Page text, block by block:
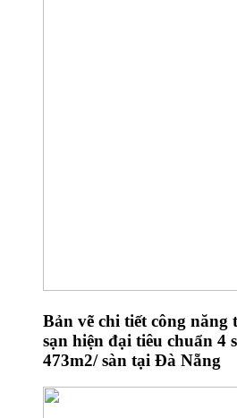
Bản vẽ chi tiết công năng
sạn hiện đại tiêu chuẩn 4
473m2/ sàn tại Đà Nẵng